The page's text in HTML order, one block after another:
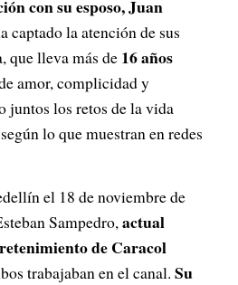
con su esposo, Juan
captado la atención de sus
que lleva más de 16 años
amor, complicidad y
juntos los retos de la vida
lo que muestran en redes
el 18 de noviembre de
Sampedro,actual
de Caracol
trabajaban en el canal. Su